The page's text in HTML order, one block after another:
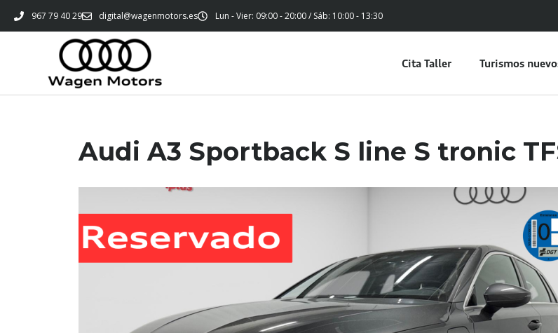
967 79 40 29 digital@wagenmotors.es Lun - Vier: 09:00 - 20:00 / Sáb: 10:00 - 13:30
Cita Taller Turismos
Audi A3 Sportback S line S tronic